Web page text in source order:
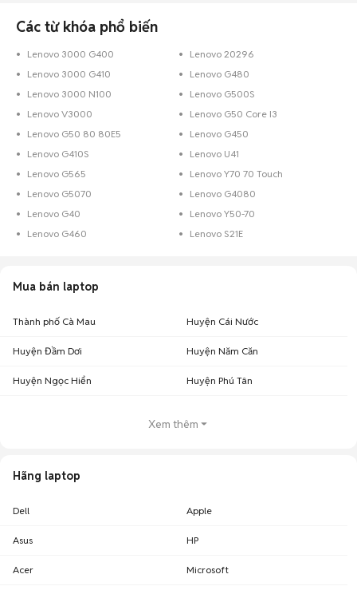
Các từ khóa phổ biến
Lenovo 3000 G400
Lenovo 20296
Lenovo 3000 G410
Lenovo G480
Lenovo 3000 N100
Lenovo G500S
Lenovo V3000
Lenovo G50 Core I3
Lenovo G50 80 80E5
Lenovo G450
Lenovo G410S
Lenovo U41
Lenovo G565
Lenovo Y70 70 Touch
Lenovo G5070
Lenovo G4080
Lenovo G40
Lenovo Y50-70
Lenovo G460
Lenovo S21E
Mua bán laptop
Thành phố Cà Mau Huyện Cái Nước
Huyện Đầm Dơi Huyện Năm Căn
Huyện Ngọc Hiển Huyện Phú Tân
Xem thêm
Hãng laptop
Dell Apple
Asus HP
Acer Microsoft